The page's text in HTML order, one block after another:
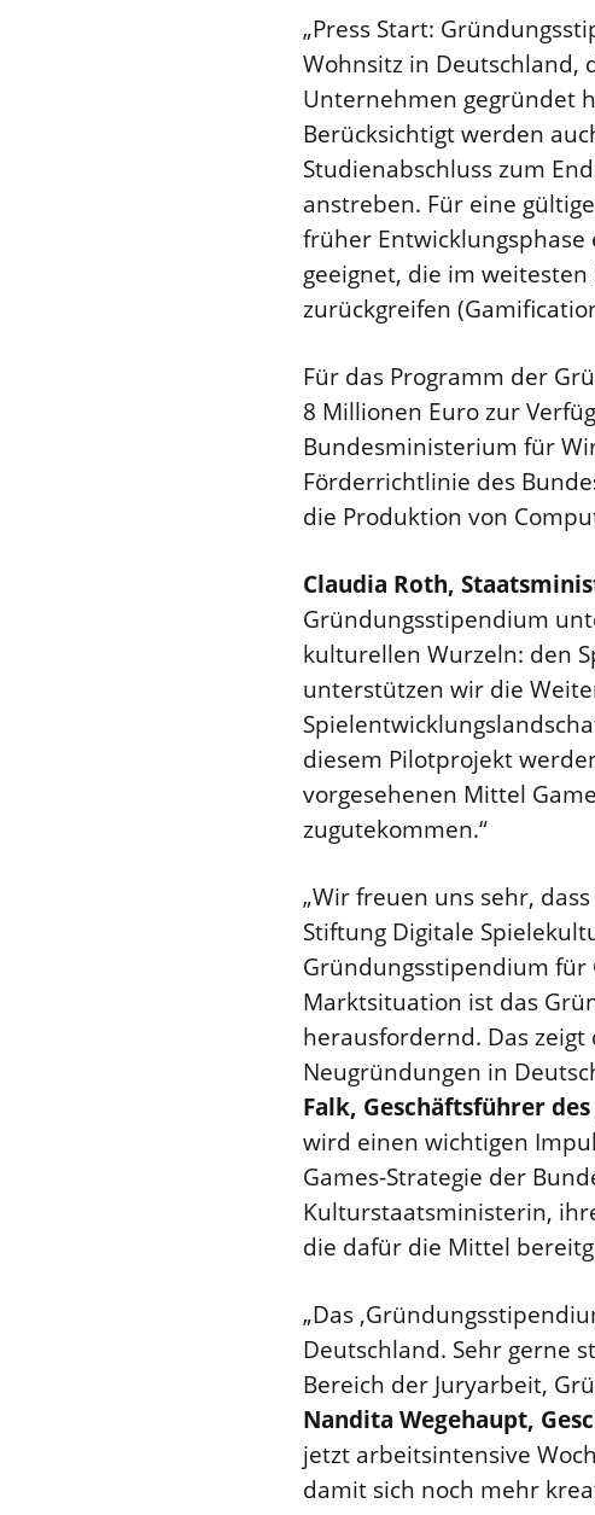
„Press Start:
Wohnsitz in Deutschland,
Unternehmen gegründet
Berücksichtigt werden
Studienabschluss zum
anstreben. Für eine
früher
geeignet, die im
zurückgreifen
Für das Programm der
8 Millionen Euro zur
Bundesministerium für
Förderrichtlinie des
die Produktion von
Claudia Roth,
Gründungsstipendium
kulturellen Wurzeln: den
unterstützen wir die
diesem Pilotprojekt
vorgesehenen Mittel
zugutekommen.“
„Wir freuen uns sehr,
Stiftung Digitale
Gründungsstipendium für
Marktsituation ist das
herausfordernd. Das zeigt
Neugründungen in
Falk, Geschäftsführer
wird einen wichtigen
Games-Strategie der
Kulturstaatsministerin,
die dafür die Mittel
„Das
Deutschland. Sehr gerne
Bereich der Juryarbeit,
Nandita Wegehaupt,
jetzt arbeitsintensive
damit sich noch mehr